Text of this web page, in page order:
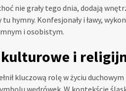
nie grały tego dnia, dodają
hymny. Konfesjonały i ławy,
i osobistym.
kulturowe i
kluczową rolę w życiu